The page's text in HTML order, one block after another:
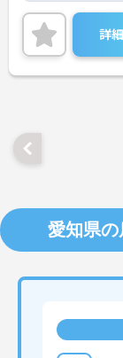
詳
愛知県